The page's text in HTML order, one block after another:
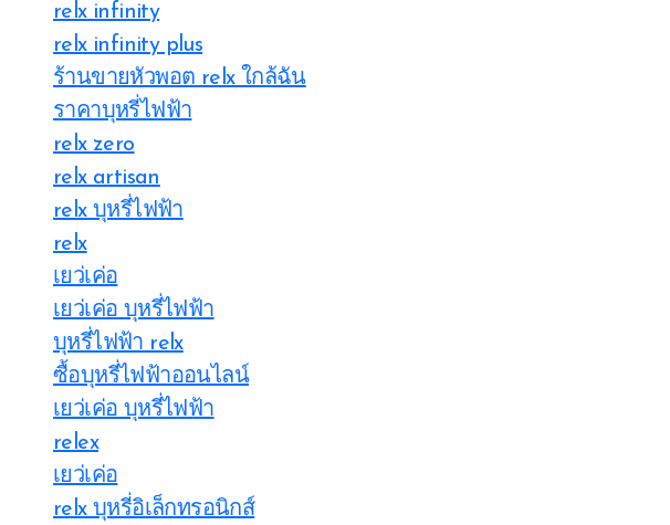
relx infinity
relx infinity plus
ร้านขายหัวพอต relx ใกล้ฉัน
ราคาบุหรี่ไฟฟ้า
relx zero
relx artisan
relx บุหรี่ไฟฟ้า
relx
เยว่เค่อ
เยว่เค่อ บุหรี่ไฟฟ้า
บุหรี่ไฟฟ้า relx
ซื้อบุหรี่ไฟฟ้าออนไลน์
เยว่เค่อ บุหรี่ไฟฟ้า
relex
เยว่เค่อ
relx บุหรี่อิเล็กทรอนิกส์